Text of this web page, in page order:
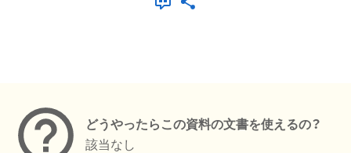
どうやったらこの資料の文書を使えるの？
該当なし